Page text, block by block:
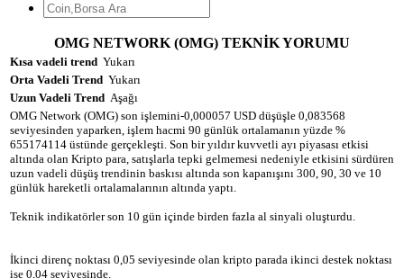
OMG NETWORK (OMG) TEKNİK YORUMU
Kısa vadeli trend Yukarı
Orta Vadeli Trend Yukarı
Uzun Vadeli Trend Aşağı
OMG Network (OMG) son işlemini-0,000057 USD düşüşle 0,083568
seviyesinden yaparken, işlem hacmi 90 günlük ortalamanın yüzde %
655174114 üstünde gerçekleşti. Son bir yıldır kuvvetli ayı piyasası etkisi
altında olan Kripto para, satışlarla tepki gelmemesi nedeniyle etkisini sürdüren
uzun vadeli düşüş trendinin baskısı altında son kapanışını 300, 90, 30 ve 10
günlük hareketli ortalamalarının altında yaptı.
Teknik indikatörler son 10 gün içinde birden fazla al sinyali oluşturdu.
İkinci direnç noktası 0,05 seviyesinde olan kripto parada ikinci destek noktası
ise 0,04 seviyesinde.